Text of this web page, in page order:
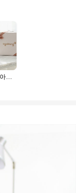
러브엔젤+아가방딸랑이(서울)